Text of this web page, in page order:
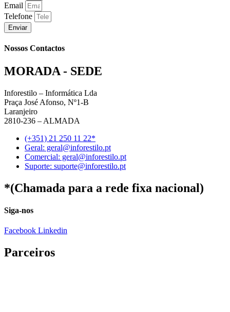
Email
Telefone
Enviar
Nossos Contactos
MORADA - SEDE
Inforestilo – Informática Lda
Praça José Afonso, Nº1-B
Laranjeiro
2810-236 – ALMADA
(+351) 21 250 11 22*
Geral: geral@inforestilo.pt
Comercial: geral@inforestilo.pt
Suporte: suporte@inforestilo.pt
*(Chamada para a rede fixa nacional)
Siga-nos
Facebook Linkedin
Parceiros